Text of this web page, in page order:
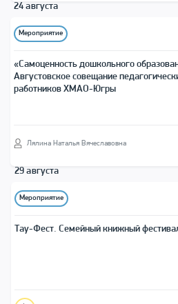
24 августа
Мероприятие
«Самоценность дошкольного
Августовское совещание
работников ХМАО-Югры
Лялина Наталья Вячеславовна
29 августа
Мероприятие
Тау-Фест. Семейный книжный